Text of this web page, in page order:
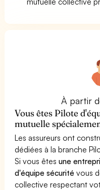
À partir
Vous êtes Pilote
mutuelle
Les assureurs ont
dédiées à la branche
Si vous êtesune
d'équipe sécurité vous
collective respectant